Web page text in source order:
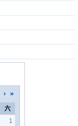
六
1